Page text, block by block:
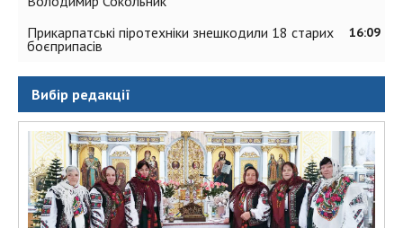
16:09
Прикарпатські піротехніки знешкодили 18 старих
боєприпасів
Вибір редакції